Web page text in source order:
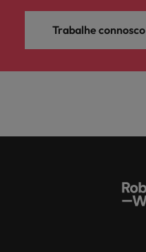
Trabalhe connosco